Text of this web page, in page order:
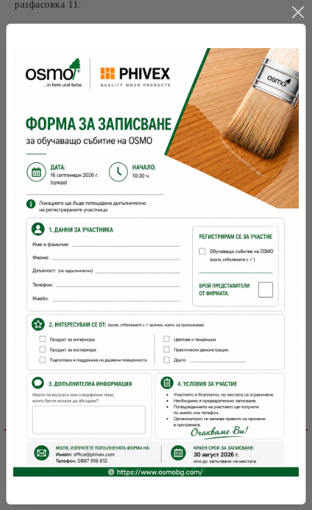
разфасовка 11:
5 години и повече при добре затворена
опаковка
разходна норма:
24м2 с 1 л
2 при нова; 1 за освежаване
време за съхнене:
с какво се
нанася:
четка, валяк
Марка: OSMO
Детайлно описание
Отстъпки за количество